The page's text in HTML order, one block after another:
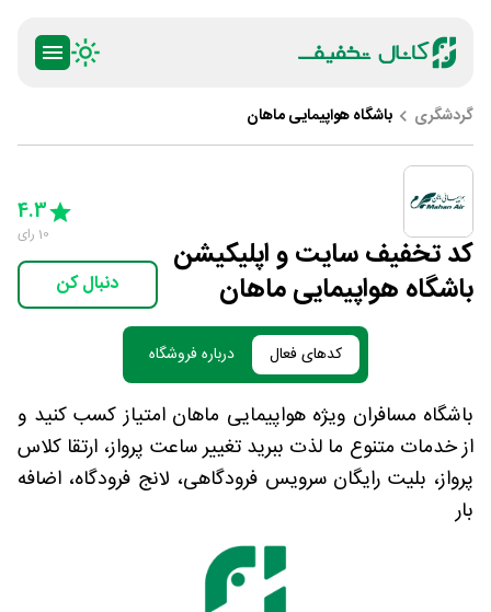
گردشگری باشگاه هواپیمایی ماهان
کد تخفیف سایت و اپلیکیشن
باشگاه هواپیمایی ماهان
4 Stars
5 Stars
4.3
10 رای
دنبال کن
کدهای فعال درباره فروشگاه
باشگاه مسافران ویژه هواپیمایی ماهان امتیاز کسب کنید و
از خدمات متنوع ما لذت ببرید تغییر ساعت پرواز، ارتقا کلاس
پرواز، بلیت رایگان سرویس فرودگاهی، لانج فرودگاه، اضافه
بار